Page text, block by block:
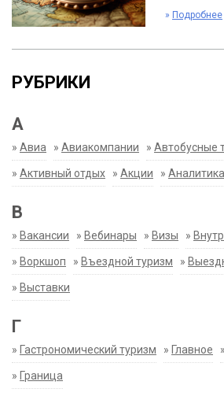
» Подробнее
РУБРИКИ
А
» Авиа » Авиакомпании » Автобусные
» Активный отдых » Акции » Аналитика
В
» Вакансии » Вебинары » Визы »
» Воркшоп » Въездной туризм »
» Выставки
Г
» Гастрономический туризм » Главное »
» Граница